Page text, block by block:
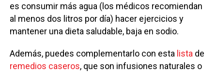
es consumir más agua (los médicos recomiendan
al menos dos litros por día) hacer ejercicios y
mantener una dieta saludable, baja en sodio.
Además, puedes complementarlo con esta lista de
remedios caseros, que son infusiones naturales o